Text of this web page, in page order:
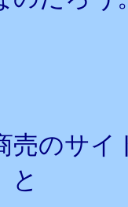
売のサ
と